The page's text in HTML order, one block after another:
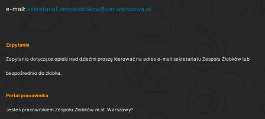
e-mail: sekretariat.zespolzlobkow@um.warszawa.pl
Zapytania
Zapytania dotyczące opieki nad dziećmi proszę kierować na adres e-mail sekretariatu Zespołu Żłobków lub
bezpośrednio do żłobka.
Portal pracownika
Jesteś pracownikiem Zespołu Żłobków m.st. Warszawy?